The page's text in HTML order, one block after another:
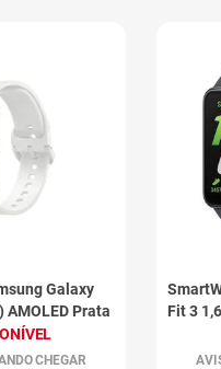
Galaxy
AMOLED Prata
CHEGAR
Fit 3